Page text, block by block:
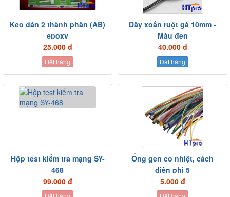
Keo dán 2 thành phần (AB)
epoxy
25.000 đ
Hết hàng
Dây xoắn ruột gà 10mm -
Màu đen
40.000 đ
Đặt hàng
Hộp test kiểm tra mạng SY-
468
99.000 đ
Ống gen co nhiệt, cách
điện phi 5
5.000 đ